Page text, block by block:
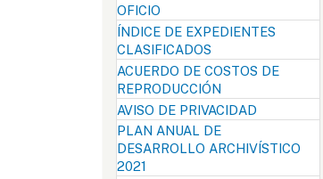
OFICIO
ÍNDICE DE EXPEDIENTES
CLASIFICADOS
ACUERDO DE COSTOS DE
REPRODUCCIÓN
AVISO DE PRIVACIDAD
PLAN ANUAL DE
DESARROLLO ARCHIVÍSTICO
2021